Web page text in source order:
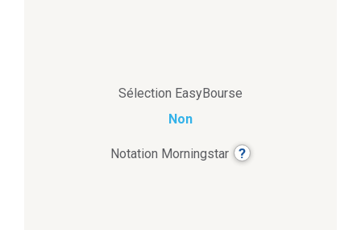
Sélection EasyBourse
Non
Notation Morningstar ?